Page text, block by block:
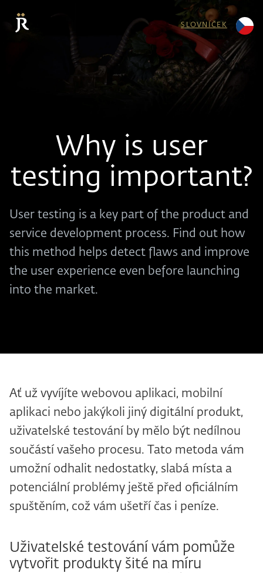
SLOVNÍČEK
Why is user
testing important?
User testing is a key part of the product and
service development process. Find out how
this method helps detect flaws and improve
the user experience even before launching
into the market.
Ať už vyvíjíte webovou aplikaci, mobilní
aplikaci nebo jakýkoli jiný digitální produkt,
uživatelské testování by mělo být nedílnou
součástí vašeho procesu. Tato metoda vám
umožní odhalit nedostatky, slabá místa a
potenciální problémy ještě před oficiálním
spuštěním, což vám ušetří čas i peníze.
Uživatelské testování vám pomůže
vytvořit produkty šité na míru